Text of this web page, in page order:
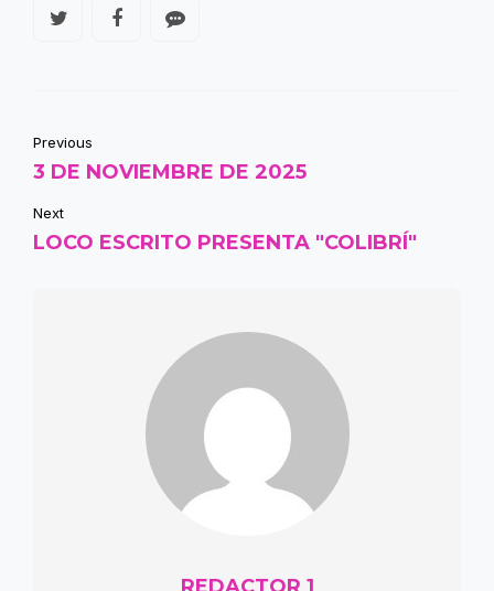
Previous
3 DE NOVIEMBRE DE 2025
Next
LOCO ESCRITO PRESENTA "COLIBRÍ"